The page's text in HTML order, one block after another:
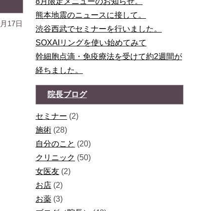
17日
熊本地震のニュースに接して。
渋谷西武でセミナーを行いました。
SOXAIリングを使い始めてみて
幹細胞点滴・免疫療法を受けて約2週間が
経ちました。
院長ブログ
セミナー (2)
施術 (28)
自分のこと (20)
クリニック (50)
女医友 (2)
お店 (2)
お薬 (3)